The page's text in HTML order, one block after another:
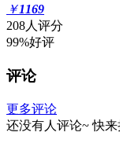
￥1169
208人评分
99%好评
评论
更多评论
还没有人评论~ 快来